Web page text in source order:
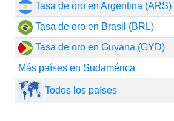
Tasa de oro en Argentina (ARS)
Tasa de oro en Brasil (BRL)
Tasa de oro en Guyana (GYD)
Más países en Sudamérica
Todos los países